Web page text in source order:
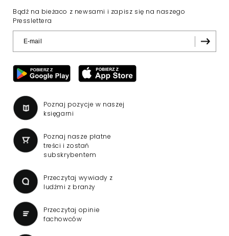
Bądź na bieżaco z newsami i zapisz się na naszego
Presslettera
Poznaj pozycje w naszej
księgarni
Poznaj nasze płatne
treści i zostań
subskrybentem
Przeczytaj wywiady z
ludźmi z branży
Przeczytaj opinie
fachowców